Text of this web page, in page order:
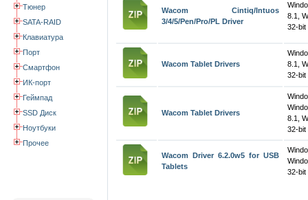
Тюнер
SATA-RAID
Клавиатура
Порт
Смартфон
ИК-порт
Геймпад
SSD Диск
Ноутбуки
Прочее
Wacom Cintiq/Intuos
3/4/5/Pen/Pro/PL Driver
8.1,
32-bit
Wacom Tablet Drivers
8.1,
32-bit
Wacom Tablet Drivers
8.1,
32-bit
Wacom Driver 6.2.0w5 for USB
Tablets
32-bit